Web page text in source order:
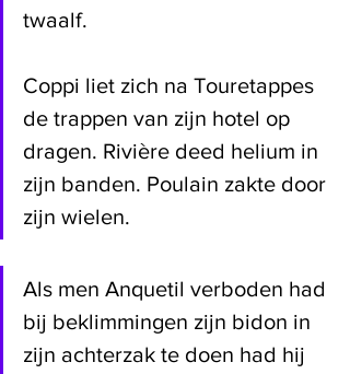
twaalf.
Coppi liet zich na Touretappes
de trappen van zijn hotel op
dragen. Rivière deed helium in
zijn banden. Poulain zakte door
zijn wielen.
Als men Anquetil verboden had
bij beklimmingen zijn bidon in
zijn achterzak te doen had hij